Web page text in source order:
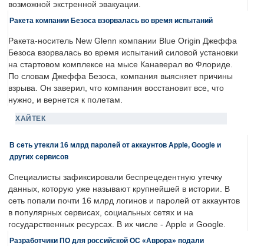
возможной экстренной эвакуации.
Ракета компании Безоса взорвалась во время испытаний
Ракета-носитель New Glenn компании Blue Origin Джеффа
Безоса взорвалась во время испытаний силовой установки
на стартовом комплексе на мысе Канаверал во Флориде.
По словам Джеффа Безоса, компания выясняет причины
взрыва. Он заверил, что компания восстановит все, что
нужно, и вернется к полетам.
ХАЙТЕК
В сеть утекли 16 млрд паролей от аккаунтов Apple, Google и
других сервисов
Специалисты зафиксировали беспрецедентную утечку
данных, которую уже называют крупнейшей в истории. В
сеть попали почти 16 млрд логинов и паролей от аккаунтов
в популярных сервисах, социальных сетях и на
государственных ресурсах. В их числе - Apple и Google.
Разработчики ПО для российской ОС «Аврора» подали